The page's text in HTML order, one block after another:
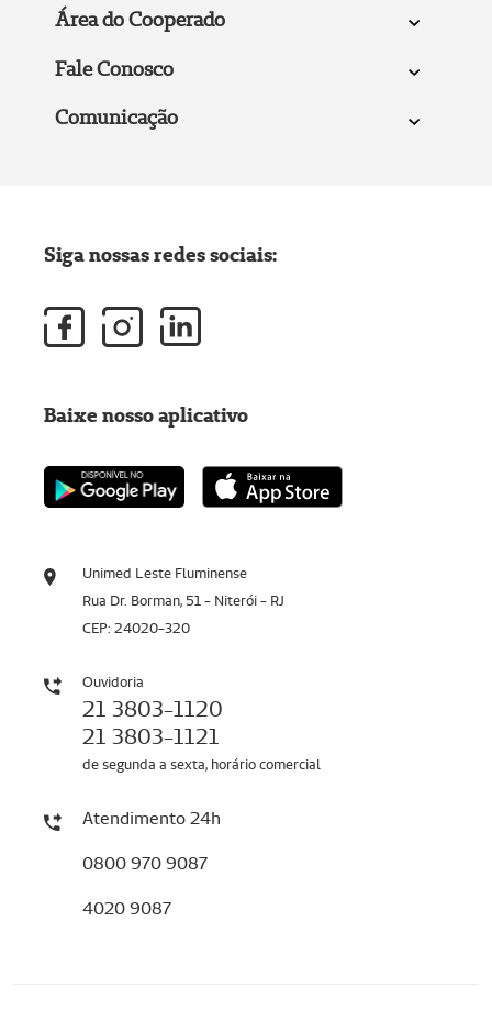
Área do Cooperado
Fale Conosco
Comunicação
Unimed Leste Fluminense
Rua Dr. Borman, 51 - Niterói - RJ
CEP: 24020-320
Ouvidoria
21 3803-1120
21 3803-1121
de segunda a sexta, horário comercial
Atendimento 24h
0800 970 9087
4020 9087
Siga nossas redes sociais:
Baixe nosso aplicativo